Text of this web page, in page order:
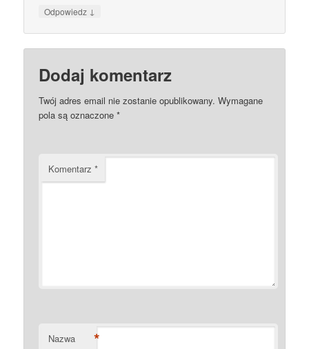
Odpowiedz ↓
Dodaj komentarz
Twój adres email nie zostanie opublikowany. Wymagane
pola są oznaczone*
Komentarz*
Nazwa *